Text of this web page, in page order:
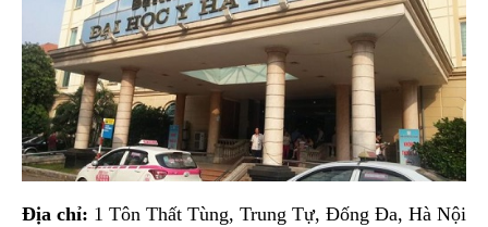
Địa chỉ: 1 Tôn Thất Tùng, Trung Tự, Đống Đa, Hà Nội